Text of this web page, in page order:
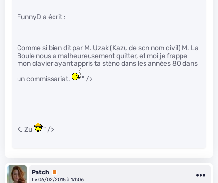
FunnyD a écrit :
Comme si bien dit par M. Uzak (Kazu de son nom civil) M. La
Boule nous a malheureusement quitter, et moi je frappe
mon clavier ayant appris ta sténo dans les années 80 dans
un commissariat.
" />
K. Zu " />
Patch Premium
Le 06/02/2015 à 17h06